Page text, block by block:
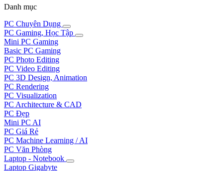
Danh mục
PC Chuyên Dụng
PC Gaming, Học Tập
Mini PC Gaming
Basic PC Gaming
PC Photo Editing
PC Video Editing
PC 3D Design, Animation
PC Rendering
PC Visualization
PC Architecture & CAD
PC Đẹp
Mini PC AI
PC Giá Rẻ
PC Machine Learning / AI
PC Văn Phòng
Laptop - Notebook
Laptop Gigabyte